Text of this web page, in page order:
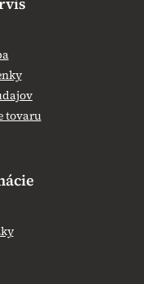
tovaru